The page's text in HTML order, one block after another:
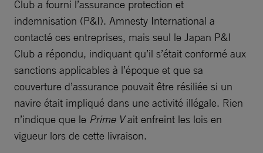
Club a fourni l’assurance protection et
indemnisation (P&I). Amnesty International a
contacté ces entreprises, mais seul le Japan P&I
Club a répondu, indiquant qu’il s’était conformé aux
sanctions applicables à l’époque et que sa
couverture d’assurance pouvait être résiliée si un
navire était impliqué dans une activité illégale. Rien
n’indique que le Prime Vait enfreint les lois en
vigueur lors de cette livraison.